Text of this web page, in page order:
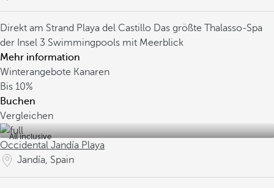
Direkt am Strand Playa del Castillo Das größte Thalasso-Spa
der Insel 3 Swimmingpools mit Meerblick
Mehr information
Winterangebote Kanaren
Bis 10%
Buchen
Vergleichen
All inclusive
Occidental Jandía Playa
Jandía, Spain